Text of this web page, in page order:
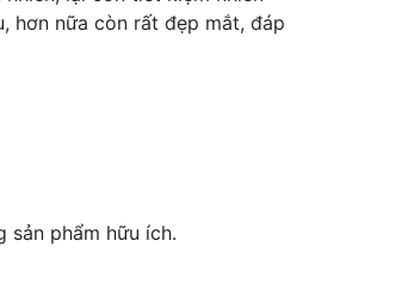
hơn nữa còn rất đẹp mắt, đáp
sản phẩm hữu ích.